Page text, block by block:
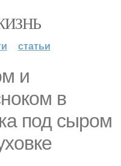
статьи
и
в
под сыром